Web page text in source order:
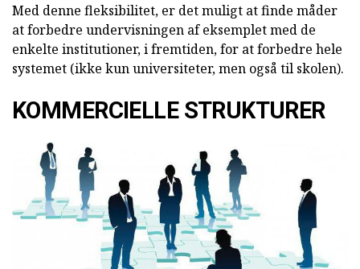
Med denne fleksibilitet, er det muligt at finde måder
at forbedre undervisningen af eksemplet med de
enkelte institutioner, i fremtiden, for at forbedre hele
systemet (ikke kun universiteter, men også til skolen).
KOMMERCIELLE STRUKTURER